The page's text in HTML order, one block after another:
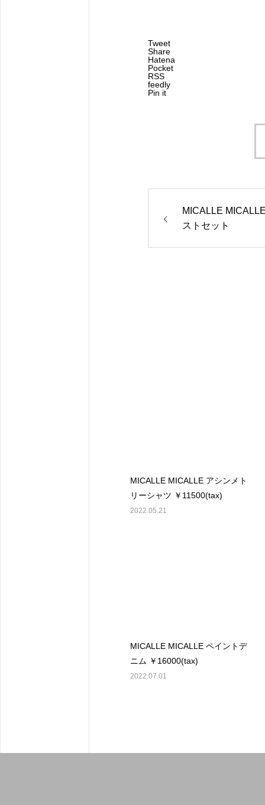
Tweet
Share
Hatena
Pocket
RSS
feedly
Pin it
MICALLE
ストセット
MICALLE MICALLE アシンメト
リーシャツ ￥11500(tax)
2022.05.21
MICALLE MICALLE ペイントデ
ニム ￥16000(tax)
2022.07.01